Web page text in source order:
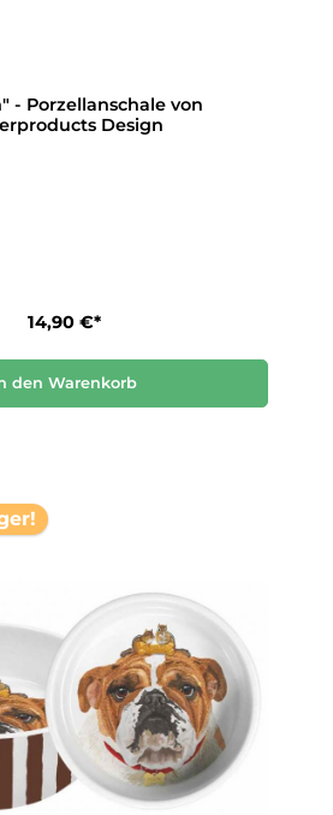
- Porzellanschale von
Design
14,90 €*
den Warenkorb